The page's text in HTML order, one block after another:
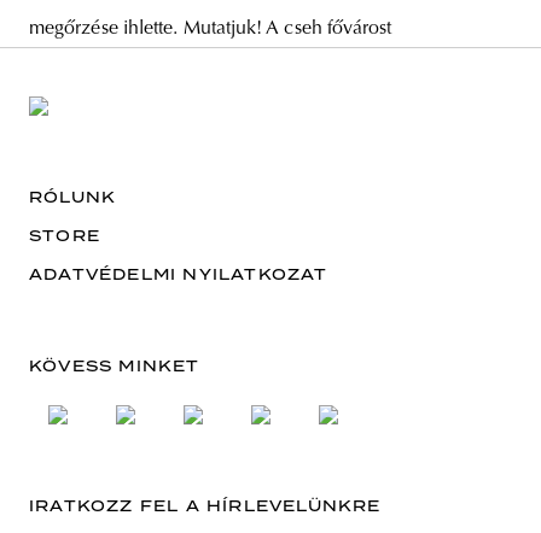
megőrzése ihlette. Mutatjuk! A cseh fővárost
RÓLUNK
STORE
ADATVÉDELMI NYILATKOZAT
KÖVESS MINKET
IRATKOZZ FEL A HÍRLEVELÜNKRE